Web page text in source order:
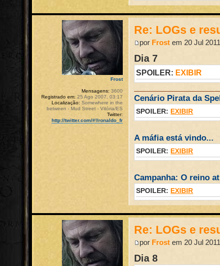
Re: LOGs e
por Frost em 20 Jul
Dia 7
SPOILER: EXIBIR
Cenário Pirata da
SPOILER: EXIBIR
A máfia está vindo...
SPOILER: EXIBIR
Campanha: O reino
SPOILER: EXIBIR
Frost
Mensagens: 3600
Registrado em: 25 Ago 2007, 03:17
Localização: Somewhere in the
between - Mud Street - Vitória/ES
Twitter:
http://twitter.com/#!/ronaldo_fr
Re: LOGs e
por Frost em 20 Jul
Dia 8